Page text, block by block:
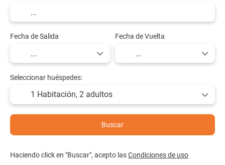
Fecha de Salida Fecha de Vuelta
Seleccionar huéspedes:
1 Habitación, 2 adultos
Buscar
Haciendo click en "Buscar", acepto lasCondiciones de uso